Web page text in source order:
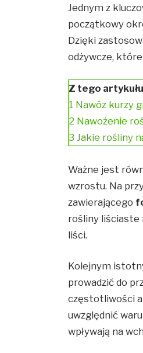
Jednym z
początkowy
Dzięki
odżywcze,
Z tego
1 Nawóz kurzy
2 Nawożenie
3 Jakie rośliny
Ważne jest
wzrostu. Na
zawierającego
rośliny liściaste
liści.
Kolejnym
prowadzić do
częstotliwości
uwzględnić
wpływają na